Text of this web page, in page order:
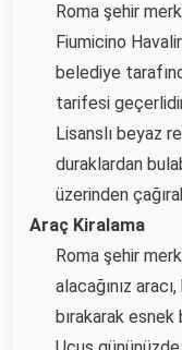
Roma şehir
Fiumicino
belediye
tarifesi
Lisanslı beyaz
duraklardan
üzerinden
Araç Kiralama
Roma şehir
alacağınız
bırakarak esnek